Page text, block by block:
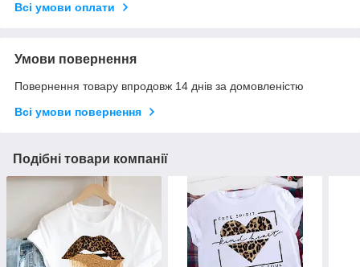
Всі умови оплати
Умови повернення
Повернення товару впродовж 14 днів за домовленістю
Всі умови повернення
Подібні товари компанії